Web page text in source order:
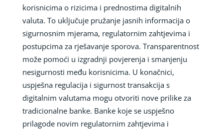
korisnicima o rizicima i prednostima digitalnih
valuta. To uključuje pružanje jasnih informacija o
sigurnosnim mjerama, regulatornim zahtjevima i
postupcima za rješavanje sporova. Transparentnost
može pomoći u izgradnji povjerenja i smanjenju
nesigurnosti među korisnicima. U konačnici,
uspješna regulacija i sigurnost transakcija s
digitalnim valutama mogu otvoriti nove prilike za
tradicionalne banke. Banke koje se uspješno
prilagode novim regulatornim zahtjevima i